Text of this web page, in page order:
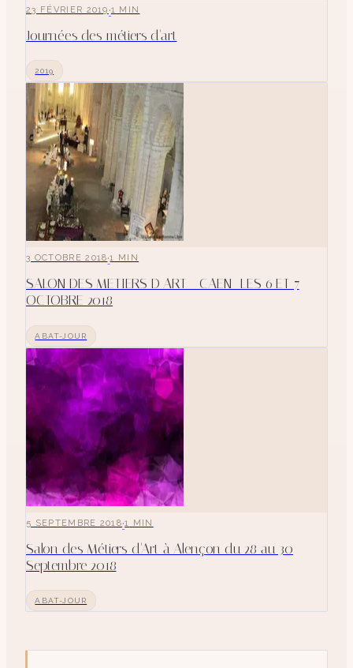
23 FÉVRIER 2019·1 MIN
Journées des métiers d'art
2019
3 OCTOBRE 2018·1 MIN
SALON DES METIERS D ART - CAEN- LES 6 ET 7
OCTOBRE 2018
ABAT-JOUR
5 SEPTEMBRE 2018·1 MIN
Salon des Métiers d'Art à Alençon du 28 au 30
Septembre 2018
ABAT-JOUR